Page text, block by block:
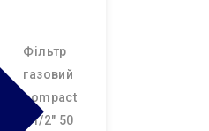
фільтр
газовий
compact
ø1/2″ 50